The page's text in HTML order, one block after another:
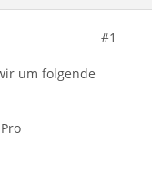
#1
um folgende